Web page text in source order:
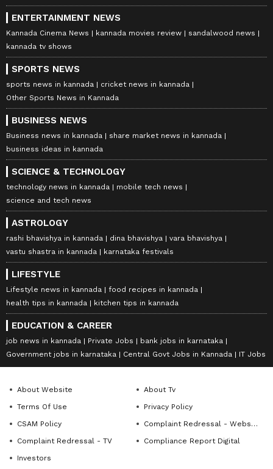
ENTERTAINMENT NEWS
Kannada Cinema News kannada movies review
sandalwood news
kannada tv shows
SPORTS NEWS
sports news in kannada
cricket news in kannada
Other Sports News in Kannada
BUSINESS NEWS
Business news in kannada
share market news in kannada
business ideas in kannada
SCIENCE & TECHNOLOGY
technology news in kannada
mobile tech news
science and tech news
ASTROLOGY
rashi bhavishya in kannada dina bhavishya
vara bhavishya
vastu shastra in kannada
karnataka festivals
LIFESTYLE
Lifestyle news in kannada
food recipes in kannada
health tips in kannada
kitchen tips in kannada
EDUCATION & CAREER
job news in kannada Private Jobs
bank jobs in karnataka
Government jobs in karnataka
Central Govt Jobs in Kannada IT Jobs
About Website
About Tv
Terms Of Use
Privacy Policy
CSAM Policy
Complaint Redressal - Website
Complaint Redressal - TV
Compliance Report Digital
Investors